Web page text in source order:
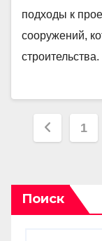
подходы к
сооружений,
1
Поиск